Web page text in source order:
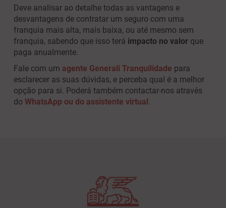
Deve analisar ao detalhe todas as vantagens e
desvantagens de contratar um seguro com uma
franquia mais alta, mais baixa, ou até mesmo sem
franquia, sabendo que isso terá impacto no valor que
paga anualmente.
Fale com um agente Generali Tranquilidade para
esclarecer as suas dúvidas, e perceba qual é a melhor
opção para si. Poderá também contactar-nos através
do WhatsApp ou do assistente virtual.